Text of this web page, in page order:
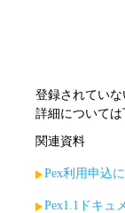
登録されてい
詳細については
関連資料
Pex利用申込
Pex1.1ドキュ